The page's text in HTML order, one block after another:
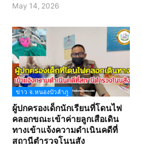
May 14, 2026
ข่าว จ.หนองบัวลำภู
ผู้ปกครองเด็กนักเรียนที่โดนไฟ
คลอกขณะเข้าค่ายลูกเสือเดิน
ทางเข้าแจ้งความดำเนินคดีที่
สถานีตำรวจโนนสัง